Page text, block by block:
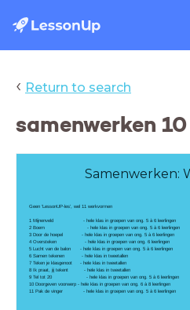
‹ Return to search
samenwerken
Samenwerken:
Geen 'LessonUP-les', wel 11 werkvormen
1 Mijnenveld - hele klas in groepen van ong. 5 à 6 leerlingen
2 Boem - hele klas in groepen van ong. 5 à 6 leerlingen
3 Door de hoepel - hele klas in groepen van ong. 5 à 6 leerlingen
4 Oversteken - hele klas in groepen van ong. 6 leerlingen
5 Lucht van de balon - hele klas in groepen van ong. 5 à 6 leerlingen
6 Samen tekenen - hele klas in tweetallen
7 Teken je klasgenoot - hele klas in tweetallen
8 Ik praat, jij tekent - hele klas in tweetallen
9 Tel tot 20 - hele klas in groepen van ong. 5 à 6 leerlingen
10 Doorgeven voorwerp - hele klas in groepen van ong. 6 à 8 leerlingen
11 Pak de vinger - hele klas in groepen van ong. 5 à 6 leerlingen